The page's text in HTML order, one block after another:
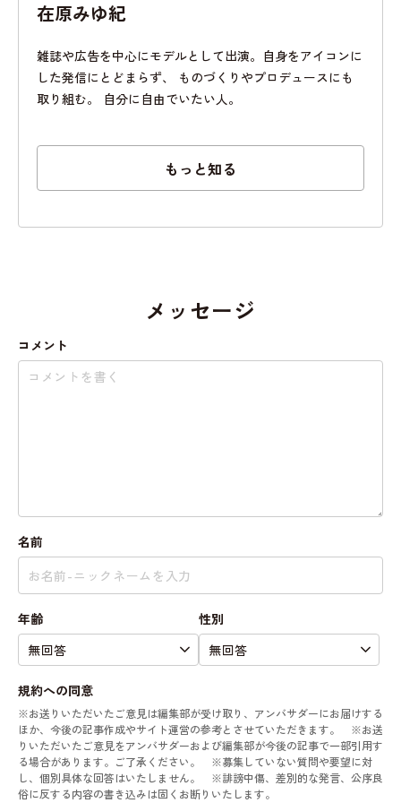
在原みゆ紀
雑誌や広告を中心にモデルとして出演。自身をアイコンに
した発信にとどまらず、 ものづくりやプロデュースにも
取り組む。 自分に自由でいたい人。
もっと知る
メッセージ
コメント
名前
年齢 性別
規約への同意
※お送りいただいたご意見は編集部が受け取り、アンバサダーにお届けする
ほか、今後の記事作成やサイト運営の参考とさせていただきます。 ※お送
りいただいたご意見をアンバサダーおよび編集部が今後の記事で一部引用す
る場合があります。ご了承ください。 ※募集していない質問や要望に対
し、個別具体な回答はいたしません。 ※誹謗中傷、差別的な発言、公序良
俗に反する内容の書き込みは固くお断りいたします。